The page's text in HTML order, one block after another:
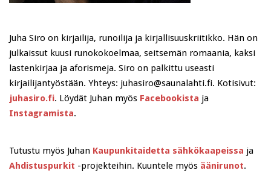
Juha Siro on kirjailija, runoilija ja kirjallisuuskriitikko. Hän on
julkaissut kuusi runokokoelmaa, seitsemän romaania, kaksi
lastenkirjaa ja aforismeja. Siro on palkittu useasti
kirjailijantyöstään. Yhteys: juhasiro@saunalahti.fi. Kotisivut:
juhasiro.fi. Löydät Juhan myös Facebookista ja
Instagramista.
Tutustu myös Juhan Kaupunkitaidetta sähkökaapeissa ja
Ahdistuspurkit -projekteihin. Kuuntele myös äänirunot.